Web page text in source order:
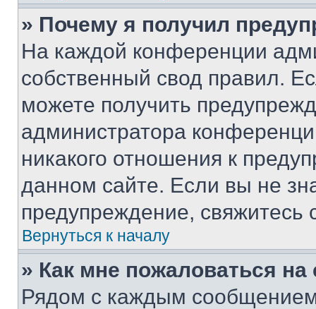
» Почему я получил
На каждой конференции
собственный свод правил.
можете получить
администратора
никакого отношения к
данном сайте. Если вы не
предупреждение,
Вернуться к началу
» Как мне пожаловаться
Рядом с каждым сообщением